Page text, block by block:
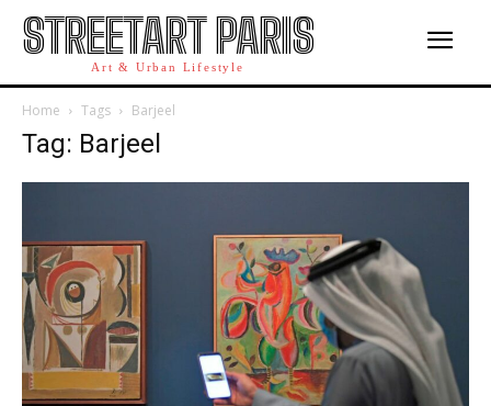
STREETART PARIS
Art & Urban Lifestyle
Home Tags Barjeel
Tag: Barjeel